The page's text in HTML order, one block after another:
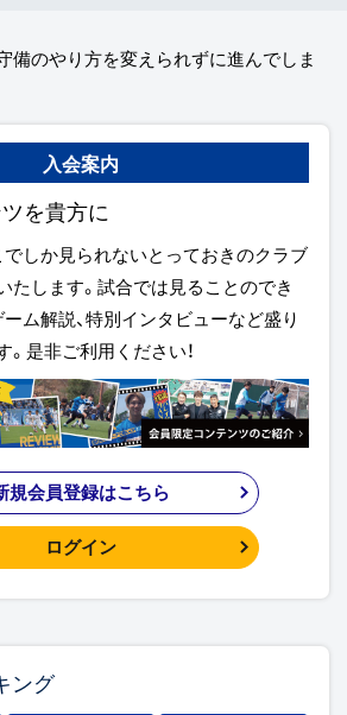
備のやり方を変えられずに進んでしま
入会案内
を貴方に
でしか見られないとっておきのクラブ
たします。試合では見ることのでき
ム解説、特別インタビューなど盛り
是非ご利用ください！
規会員登録はこちら
ログイン
ング